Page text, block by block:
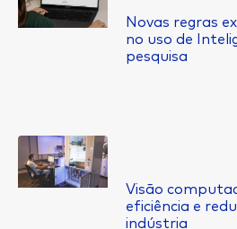
Novas regras
no uso de
pesquisa
Visão
eficiência e
indústria